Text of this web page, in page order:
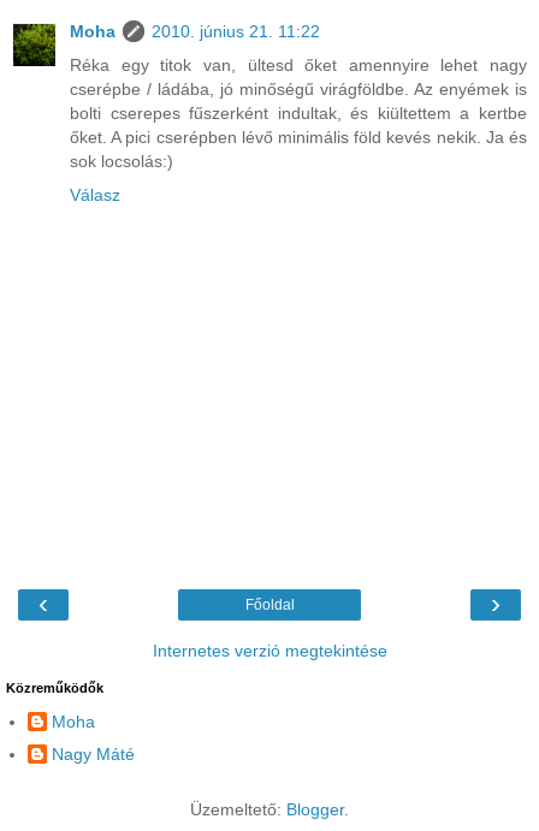
Moha
2010. június 21. 11:22
Réka egy titok van, ültesd őket amennyire lehet nagy
cserépbe / ládába, jó minőségű virágföldbe. Az enyémek is
bolti cserepes fűszerként indultak, és kiültettem a kertbe
őket. A pici cserépben lévő minimális föld kevés nekik. Ja és
sok locsolás:)
Válasz
‹ ›
Főoldal
Internetes verzió megtekintése
Közreműködők
Moha
Nagy Máté
Üzemeltető: Blogger.